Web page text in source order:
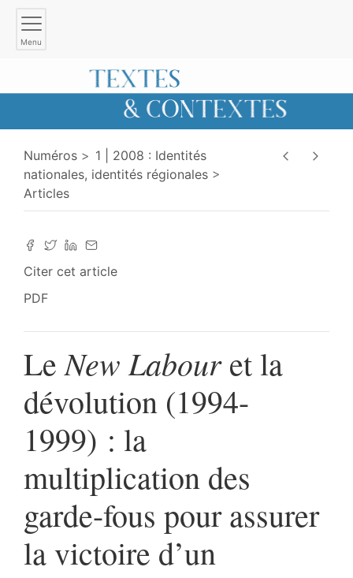
Menu
Numéros
1 | 2008 : Identités
nationales, identités régionales
Articles
Citer cet article
PDF
Le New Labouret la
dévolution (1994-
1999) : la
multiplication des
garde-fous pour assurer
la victoire d’un